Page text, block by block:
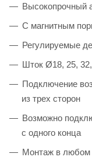
Высокопрочный
С магнитным
Регулируемые
Шток Ø18, 25,
Подключение
из трех сторон
Возможно
с одного конца
Монтаж в любом